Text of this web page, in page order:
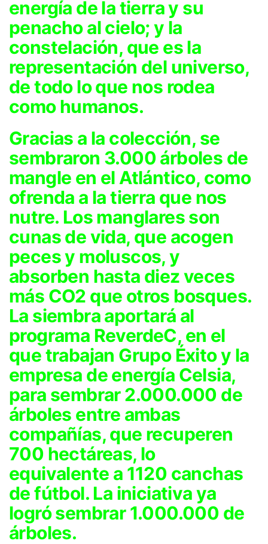
energía de la tierra y su
penacho al cielo; y la
constelación, que es la
representación del universo,
de todo lo que nos rodea
como humanos.
Gracias a la colección, se
sembraron 3.000 árboles de
mangle en el Atlántico, como
ofrenda a la tierra que nos
nutre. Los manglares son
cunas de vida, que acogen
peces y moluscos, y
absorben hasta diez veces
más CO2 que otros bosques.
La siembra aportará al
programa ReverdeC, en el
que trabajan Grupo Éxito y la
empresa de energía Celsia,
para sembrar 2.000.000 de
árboles entre ambas
compañías, que recuperen
700 hectáreas, lo
equivalente a 1120 canchas
de fútbol. La iniciativa ya
logró sembrar 1.000.000 de
árboles.